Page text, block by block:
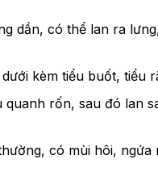
dần, có thể lan ra
kèm tiểu buốt, tiểu
quanh rốn, sau đó lan
có mùi hôi, ngứa